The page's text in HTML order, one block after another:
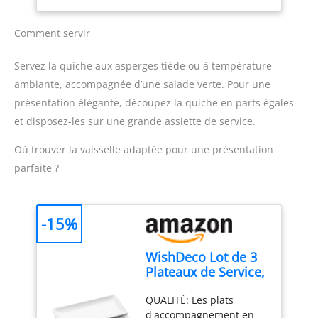
livré avec un gobelet
ingrédients, simplifiant la
préparation des repas
Contenu de la livraison :
Mixeur plongeant
ErgoMixx 600 W avec 2
doseur
ECLABOUSSURES : Le
les dégâts, pour une
expérience plus propre
et plus agréable DESIGN
CONFORTABLE : Une
poignée ergonomique
texturée, pour
fréquente DURABLE : 2
lames Zelkrom qui
garantissent des
performances durables
REPARABILITE 15 ANS AU
JUSTE PRIX : engagement
de réparabilité 15 ans au
juste prix grâce à notre
Comment servir
Servez la quiche aux asperges tiède ou à température
ambiante, accompagnée d’une salade verte. Pour une
présentation élégante, découpez la quiche en parts égales
et disposez-les sur une grande assiette de service.
Où trouver la vaisselle adaptée pour une présentation
parfaite ?
WishDeco Lot de 3
Plateaux de Service,
Rectangulaires
QUALITÉ: Les plats
d'accompagnement en
-15%